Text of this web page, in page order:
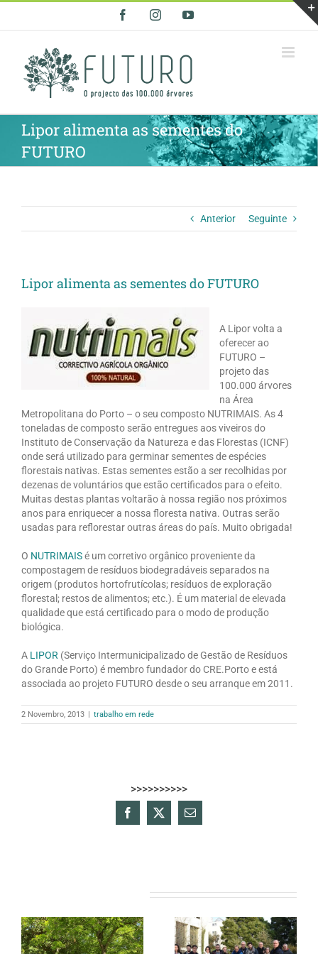
FacebookInstagramYouTube
Lipor alimenta as sementes do
FUTURO
Anterior Seguinte
Lipor alimenta as sementes do FUTURO
A Lipor volta a
oferecer ao
FUTURO –
projeto das
100.000 árvores
na Área
Metropolitana do Porto – o seu composto NUTRIMAIS. As 4
toneladas de composto serão entregues aos viveiros do
Instituto de Conservação da Natureza e das Florestas (ICNF)
onde será utilizado para germinar sementes de espécies
florestais nativas. Estas sementes estão a ser recolhidas por
dezenas de voluntários que estão certificados para o efeito.
Muitas destas plantas voltarão à nossa região nos próximos
anos para enriquecer a nossa floresta nativa. Outras serão
usadas para reflorestar outras áreas do país. Muito obrigada!
O NUTRIMAISé um corretivo orgânico proveniente da
compostagem de resíduos biodegradáveis separados na
origem (produtos hortofrutícolas; resíduos de exploração
florestal; restos de alimentos; etc.). É um material de elevada
qualidade que está certificado para o modo de produção
biológica.
A LIPOR (Serviço Intermunicipalizado de Gestão de Resíduos
do Grande Porto) é membro fundador do CRE.Porto e está
associada ao projeto FUTURO desde o seu arranque em 2011.
2 Novembro, 2013 | trabalho em rede
>>>>>>>>>>
Facebook
X
Email
(necessário
FUTURO celebra